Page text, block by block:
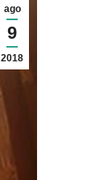
ago
9
2018